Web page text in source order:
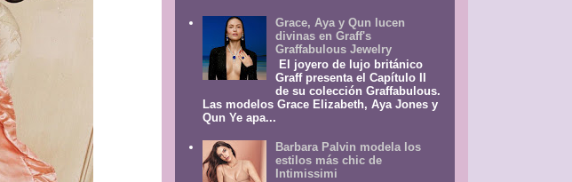
Grace, Aya y Qun lucen
divinas en Graff's
Graffabulous Jewelry
El joyero de lujo británico
Graff presenta el Capítulo II
de su colección Graffabulous.
Las modelos Grace Elizabeth, Aya Jones y
Qun Ye apa...
Barbara Palvin modela los
estilos más chic de
Intimissimi